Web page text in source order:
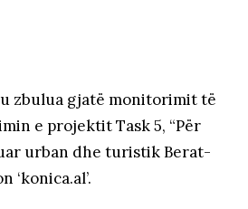
zbulua gjatë monitorimit të
e projektit Task 5, “Për
urban dhe turistik Berat-
‘konica.al’.